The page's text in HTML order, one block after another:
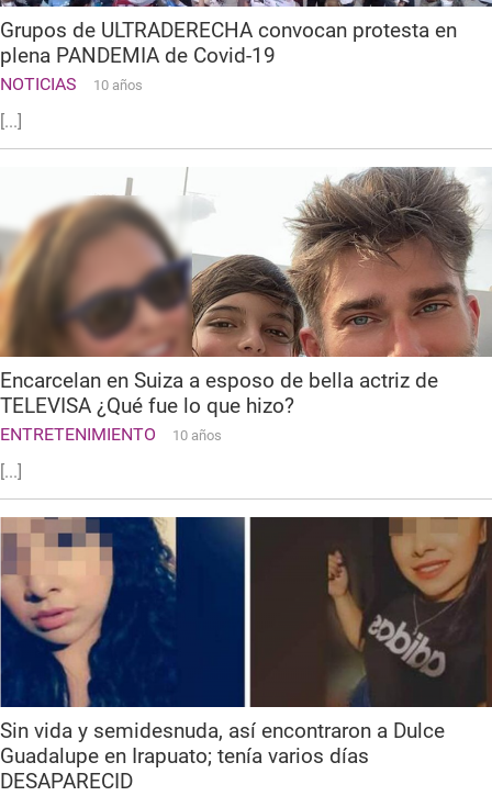
Grupos de ULTRADERECHA convocan protesta en
plena PANDEMIA de Covid-19
NOTICIAS 10 años
[...]
Encarcelan en Suiza a esposo de bella actriz de
TELEVISA ¿Qué fue lo que hizo?
ENTRETENIMIENTO 10 años
[...]
Sin vida y semidesnuda, así encontraron a Dulce
Guadalupe en Irapuato; tenía varios días
DESAPARECID